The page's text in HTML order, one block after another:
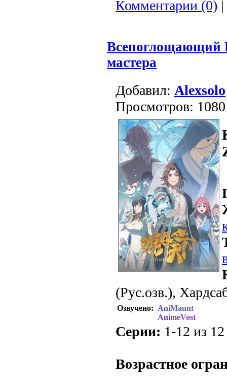
Комментарии (0) |
Всепоглощающий
мастера
Добавил: Alexsolo
Просмотров: 1080
(Рус.озв.),
Озвучено: AniMaunt
AnimeVost
Серии: 1-12 из
Возрастное